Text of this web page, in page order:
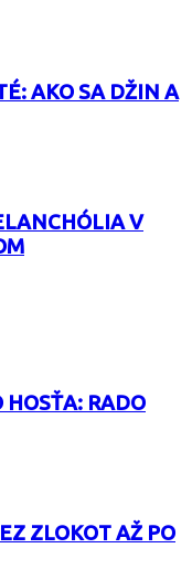
AKO SA DŽIN A
V
RADO
ZLOKOT AŽ PO